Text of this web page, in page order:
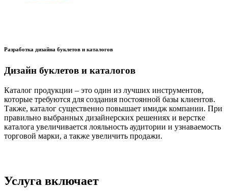
Разработка дизайна буклетов и каталогов
Дизайн буклетов и каталогов
Каталог продукции – это один из лучших инструментов,
которые требуются для создания постоянной базы клиентов.
Также, каталог существенно повышает имидж компании. При
правильно выбранных дизайнерских решениях и верстке
каталога увеличивается лояльность аудитории и узнаваемость
торговой марки, а также увеличить продажи.
Услуга включает